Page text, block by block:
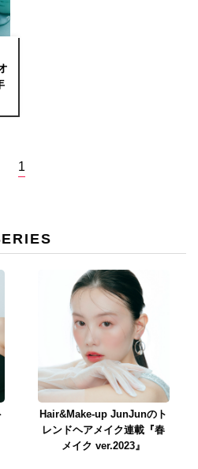
1
Hair&Make-up JunJunのト
レンドヘアメイク連載『春
メイク ver.2023』